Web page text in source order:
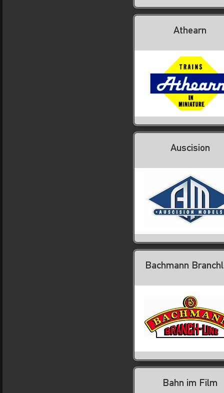
Athearn
Auscision
Bachmann
Bahn im Film